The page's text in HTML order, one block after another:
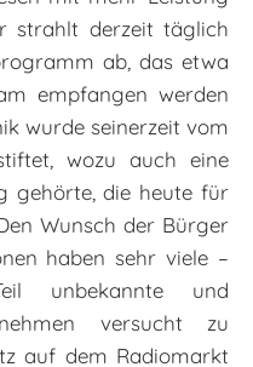
strahlt derzeit täglich
ab, das etwa
empfangen werden
wurde seinerzeit vom
wozu auch eine
gehörte, die heute für
Wunsch der Bürger
haben sehr viele –
unbekannte und
versucht zu
auf dem Radiomarkt